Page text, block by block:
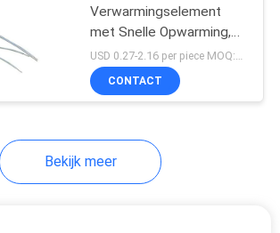
Thermistor
Verwarmingselement
met Snelle Opwarming,
Oxidatiebestendig en
Aanpasbare Vorm voor
Wax Verwarming
USD 0.27-2.16 per piece MOQ:500
CONTACT
Bekijk meer